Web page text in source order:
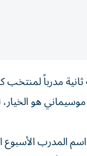
مدرباً
هو
المدرب الأسبوع